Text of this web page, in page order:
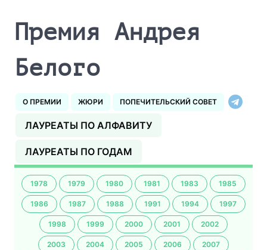
Премия Андрея
Белого
О ПРЕМИИ ЖЮРИ ПОПЕЧИТЕЛЬСКИЙ СОВЕТ
ЛАУРЕАТЫ ПО АЛФАВИТУ
ЛАУРЕАТЫ ПО ГОДАМ
1978 1979 1980 1981 1983 1985
1986 1987 1988 1991 1994 1997
1998 1999 2000 2001 2002
2003 2004 2005 2006 2007